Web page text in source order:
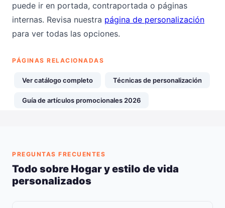
puede ir en portada, contraportada o páginas
internas. Revisa nuestra página de personalización
para ver todas las opciones.
PÁGINAS RELACIONADAS
Ver catálogo completo Técnicas de personalización
Guía de artículos promocionales 2026
PREGUNTAS FRECUENTES
Todo sobre Hogar y estilo de vida
personalizados